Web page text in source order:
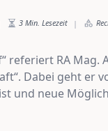
3 Min. Lesezeit |
referiert RA Mag.
Dabei geht er
und neue